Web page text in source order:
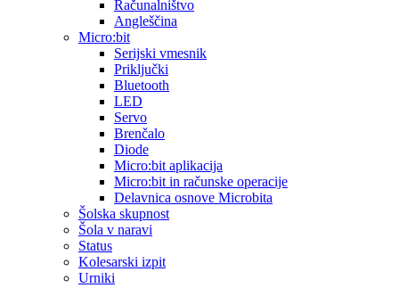
Računalništvo
Angleščina
Micro:bit
Serijski vmesnik
Priključki
Bluetooth
LED
Servo
Brenčalo
Diode
Micro:bit aplikacija
Micro:bit in računske operacije
Delavnica osnove Microbita
Šolska skupnost
Šola v naravi
Status
Kolesarski izpit
Urniki